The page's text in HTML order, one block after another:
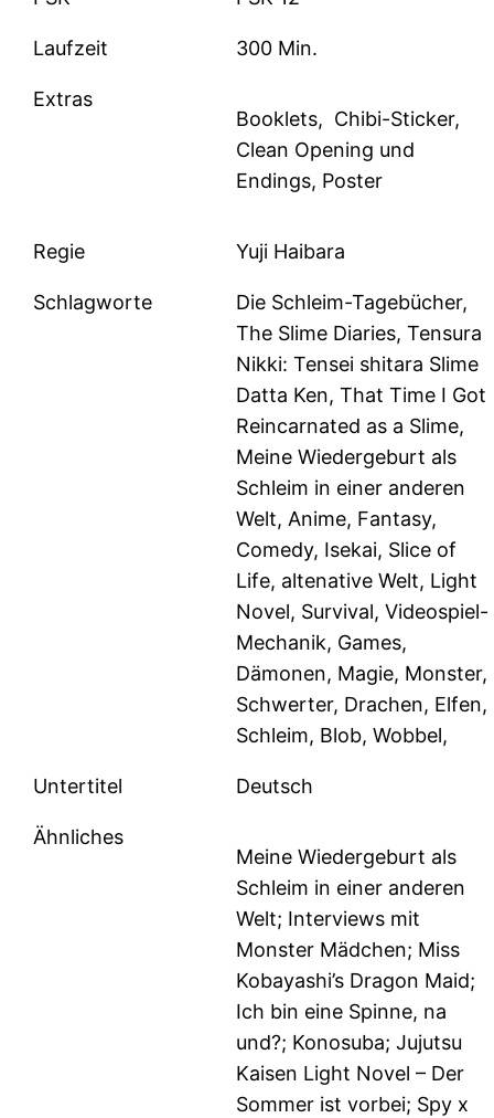
Laufzeit 300 Min.
Extras
Booklets, Chibi-Sticker,
Clean Opening und
Endings, Poster
Regie Yuji Haibara
Schlagworte
Die Schleim-Tagebücher,
The Slime Diaries, Tensura
Nikki: Tensei shitara Slime
Datta Ken, That Time I Got
Reincarnated as a Slime,
Meine Wiedergeburt als
Schleim in einer anderen
Welt, Anime, Fantasy,
Comedy, Isekai, Slice of
Life, altenative Welt, Light
Novel, Survival, Videospiel-
Mechanik, Games,
Dämonen, Magie, Monster,
Schwerter, Drachen, Elfen,
Schleim, Blob, Wobbel,
Untertitel Deutsch
Ähnliches
Meine Wiedergeburt als
Schleim in einer anderen
Welt; Interviews mit
Monster Mädchen; Miss
Kobayashi’s Dragon Maid;
Ich bin eine Spinne, na
und?; Konosuba; Jujutsu
Kaisen Light Novel – Der
Sommer ist vorbei; Spy x